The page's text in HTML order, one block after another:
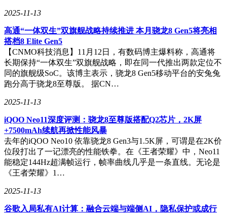
2025-11-13
高通“一体双生”双旗舰战略持续推进 本月骁龙8 Gen5将亮相
搭档8 Elite Gen5
【CNMO科技消息】11月12日，有数码博主爆料称，高通将
长期保持“一体双生”双旗舰战略，即在同一代推出两款定位不
同的旗舰级SoC。该博主表示，骁龙8 Gen5移动平台的安兔兔
跑分高于骁龙8至尊版。 据CN…
2025-11-13
iQOO Neo11深度评测：骁龙8至尊版搭配Q2芯片，2K屏
+7500mAh续航再掀性能风暴
去年的iQOO Neo10 依靠骁龙8 Gen3与1.5K屏，可谓是在2K价
位段打出了一记漂亮的性能铁拳。在《王者荣耀》中，Neo11
能稳定144Hz超满帧运行，帧率曲线几乎是一条直线。无论是
《王者荣耀》1…
2025-11-13
谷歌入局私有AI计算：融合云端与端侧AI，隐私保护或成行